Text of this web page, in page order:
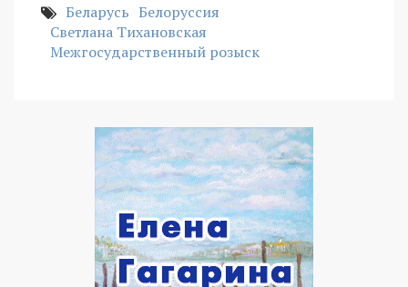
Беларусь Белоруссия
Светлана Тихановская
Межгосударственный розыск